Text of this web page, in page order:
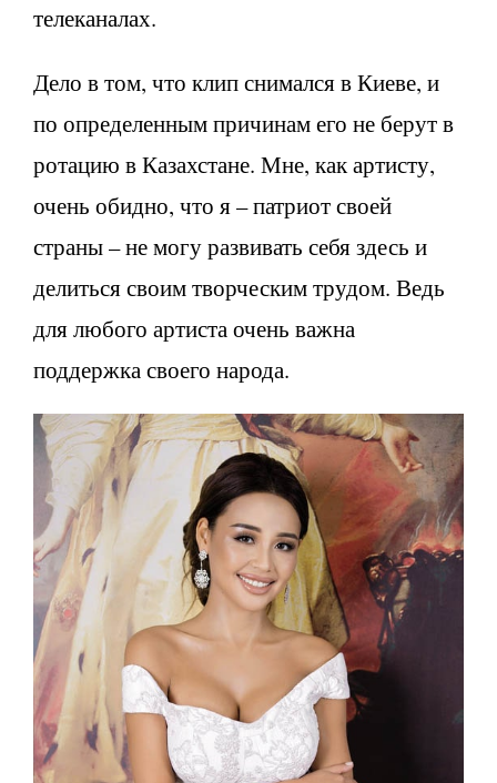
телеканалах.
Дело в том, что клип снимался в Киеве, и
по определенным причинам его не берут в
ротацию в Казахстане. Мне, как артисту,
очень обидно, что я – патриот своей
страны – не могу развивать себя здесь и
делиться своим творческим трудом. Ведь
для любого артиста очень важна
поддержка своего народа.